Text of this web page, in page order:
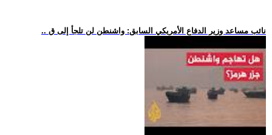
.. نائب مساعد وزير الدفاع الأمريكي السابق: واشنطن لن تلجأ إلى ق